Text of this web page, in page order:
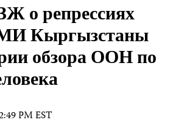
о репрессиях
Кыргызстаны
обзора ООН по
PM EST